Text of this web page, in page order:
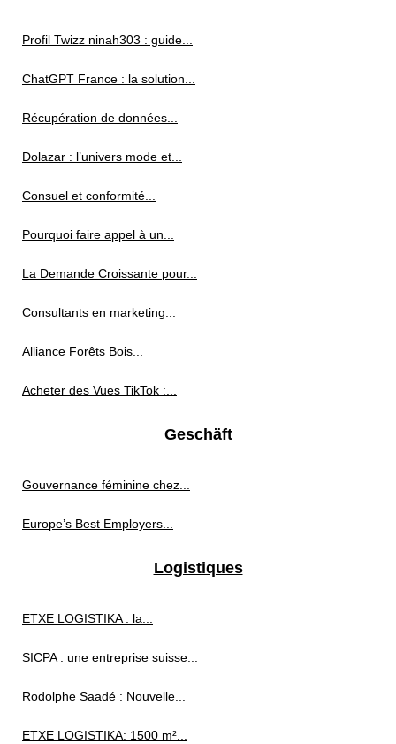
Profil Twizz ninah303 : guide...
ChatGPT France : la solution...
Récupération de données...
Dolazar : l’univers mode et...
Consuel et conformité...
Pourquoi faire appel à un...
La Demande Croissante pour...
Consultants en marketing...
Alliance Forêts Bois...
Acheter des Vues TikTok :...
Geschäft
Gouvernance féminine chez...
Europe’s Best Employers...
Logistiques
ETXE LOGISTIKA : la...
SICPA : une entreprise suisse...
Rodolphe Saadé : Nouvelle...
ETXE LOGISTIKA: 1500 m²...